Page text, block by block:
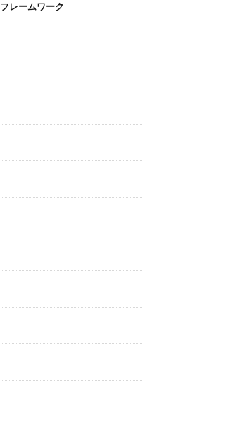
フレームワーク